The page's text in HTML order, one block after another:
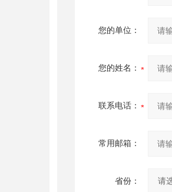
您的单位：
您的姓名：
联系电话：
常用邮箱：
省份：